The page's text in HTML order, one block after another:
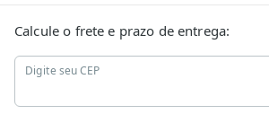
Calcule o frete e prazo de entrega:
Digite seu CEP